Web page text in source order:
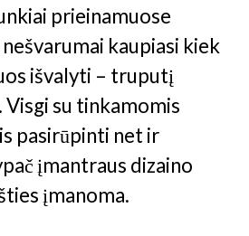
prieinamuose
kaupiasi kiek
išvalyti – truputį
Visgi su tinkamomis
pasirūpinti net ir
įmantraus dizaino
įmanoma.